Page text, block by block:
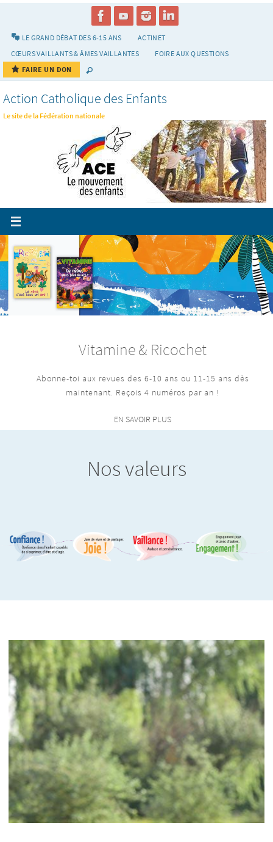
LE GRAND DÉBAT DES 6-15 ANS
ACTINET
CŒURS VAILLANTS & ÂMES VAILLANTES
FOIRE AUX QUESTIONS
FAIRE UN DON
Action Catholique des Enfants
Le site de la Fédération nationale
Vitamine & Ricochet
Abonne-toi aux revues des 6-10 ans ou 11-15 ans dès
maintenant. Reçois 4 numéros par an !
EN SAVOIR PLUS
Nos valeurs